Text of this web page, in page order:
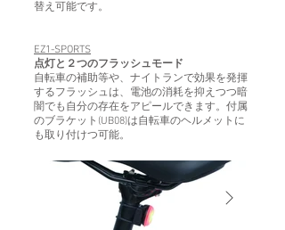
替え可能です。
EZ1-SPORTS
点灯と２つのフラッシュモード
自転車の補助等や、ナイトランで効果を発揮
するフラッシュは、電池の消耗を抑えつつ暗
闇でも自分の存在をアピールできます。付属
のブラケット(UB08)は自転車のヘルメットに
も取り付けつ可能。